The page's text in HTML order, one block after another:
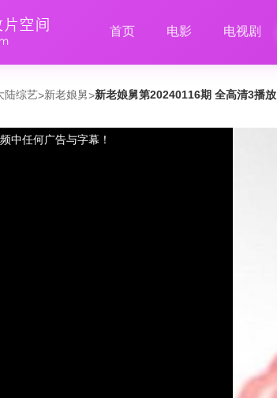
首页 电影 电视剧
陆综艺>新老娘舅>新老娘舅第20240116期 全高清3播放
中任何广告与字幕！